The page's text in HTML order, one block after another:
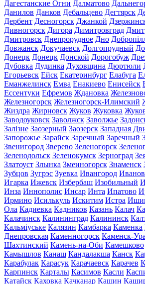
Дагестанские Огни Далматово
Данилов Данков Дебальцево Дегтярск
Дербент Десногорск Джанкой
Дивногорск Дигора Димитровград
Дмитровск Днепрорудное Дно
Довжанск Докучаевск Долгопрудный
Донецк Донецк Донской Дорогобуж
Дубовка Дудинка Духовщина Дюртюли
Егорьевск Ейск Екатеринбург Елабуга
Еманжелинск Емва Енакиево Енисейск
Ессентуки Ефремов Ждановка
Железногорск Железногорск-Илимский
Жиздра Жирновск Жуков Жуковка
Заводоуковск Заволжск Заволжье
Залізне Заозерный Заозерск Западная
Запорожье Зарайск Заречный Заречный
Звенигород Зверево Зеленогорск
Зеленодольск Зеленокумск Зерноград
Златоуст Злынка Змеиногорск Знаменск
Зубцов Зугрэс Зуевка Ивангород
Игарка Ижевск Избербаш Изобильный
Инза Иннополис Инсар Инта Ипатово
Ирмино Исилькуль Искитим Истра
Ола Кадиевка Кадников Казань Калач
Калачинск Калининград Калининск
Кальміуське Калязин Камбарка Каменка
Днепровская Каменногорск Каменск-
Шахтинский Камень-на-Оби Камешково
Камышлов Канаш Кандалакша Канск
Карабулак Карасук Карачаевск Карачев
Карпинск Карталы Касимов Касли
Катайск Каховка Качканар Кашин